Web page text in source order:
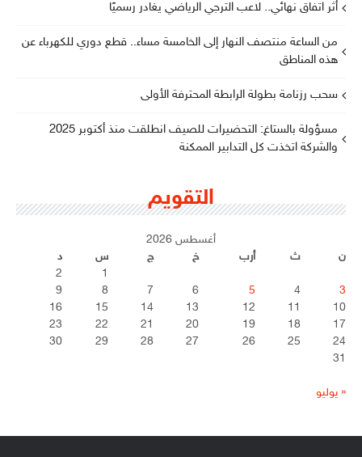
أثر اتفاق نهائي.. لاعب الترجي الرياضي يغادر رسميًا
من الساعة منتصف النهار إلى الخامسة مساء.. قطع دوري للكهرباء عن
هذه المناطق
سحب رزنامة بطولة الرابطة المحترفة الأولى
مسؤولة بالستاغ: التحضيرات للصيف انطلقت منذ أكتوبر 2025
والشركة اتخذت كل التدابير الممكنة
التقويم
أغسطس 2026
ن
ث أرب خ ج س
د
1
2
3
4
5
6
7
8
9
10
11
12
13
14
15
16
17
18
19
20
21
22
23
24
25
26
27
28
29
30
31
« يوليو